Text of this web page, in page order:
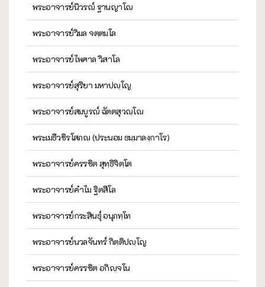
พระอาจารย์นิวรณ์ ฐานญาโณ
พระอาจารย์วิมล จตฺตมโล
พระอาจารย์ไพศาล วิสาโล
พระอาจารย์สุริยา มหาปญฺโญ
พระอาจารย์สมบูรณ์ ฉัตตสุวณฺโณ
พระเมธีวชิรโสภณ (ประนอม ธมฺมาลงฺกาโร)
พระอาจารย์ครรชิต สุทฺธิจิตฺโต
พระอาจารย์คำไม ฐิตสีโล
พระอาจารย์กระสินธุ์ อนุภทฺโท
พระอาจารย์นวลจันทร์ กิตฺติปญฺโญ
พระอาจารย์ครรชิต อกิญฺจโน